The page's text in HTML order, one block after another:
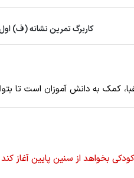
کاربرگ تمرین نشانه (ف)
به دانش آموزان است تا
بخواهد از سنین پایین آغاز کند